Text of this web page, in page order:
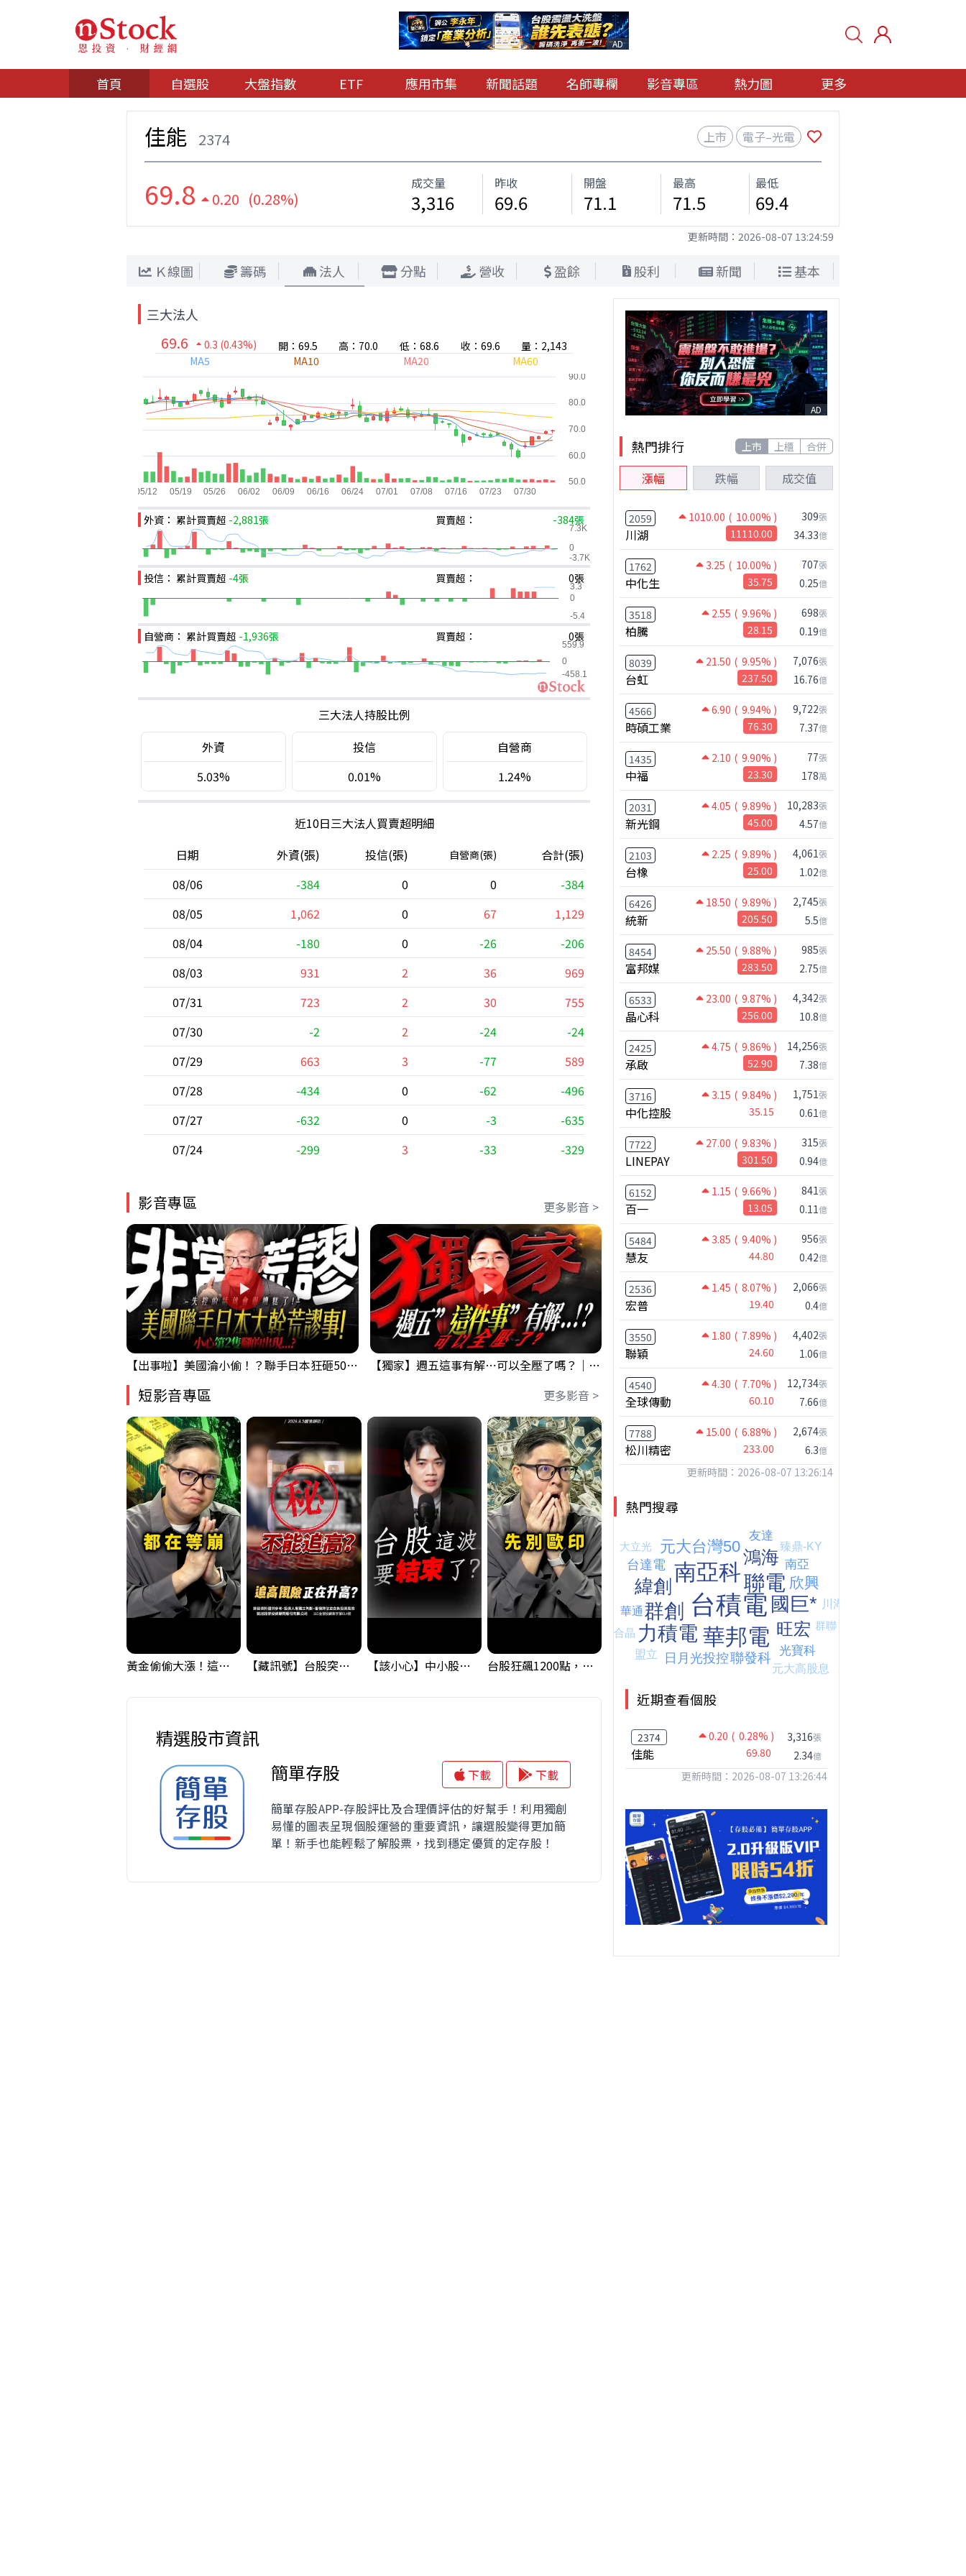
AD
首頁 自選股 大盤指數 ETF 應用市集 新聞話題 名師專欄 影音專區 熱力圖 更多
佳能 2374 上市 電子–光電
69.8 0.20 (0.28%)
成交量
3,316
昨收
69.6
開盤
71.1
最高
71.5
最低
69.4
更新時間： 2026-08-07 13:24:59
Ｋ線圖 籌碼 法人 分點 營收 盈餘 股利 新聞 基本
三大法人
69.6 0.3 (0.43%) 開：69.5 高：70.0 低：68.6 收：69.6
量：2,143
MA5
MA10 MA20 MA60
外資： 累計買賣超 -2,881張 買賣超： -384張
投信： 累計買賣超 -4張 買賣超： 0張
自營商： 累計買賣超 -1,936張 買賣超： 0張
三大法人持股比例
外資
5.03%
投信
0.01%
自營商
1.24%
近10日三大法人買賣超明細
日期
外資(張) 投信(張) 自營商(張)
合計(張)
08/06
-384 0 0
-384
08/05
1,062 0 67
1,129
08/04
-180 0 -26
-206
08/03
931 2 36
969
07/31
723 2 30
755
07/30
-2 2 -24
-24
07/29
663 3 -77
589
07/28
-434 0 -62
-496
07/27
-632 0 -3
-635
07/24
-299 3 -33 -329
影音專區 更多影音 >
【出事啦】美國淪小偷！？聯手日本狂砸50億幹荒謬事！美元急殺黃金噴發，外資準備血洗台股！？｜ Mr.永年 李｜ 盤後講股 Mr.永年 李 2026 / 08 / 06 【獨家】週五這事有解⋯可以全壓了嗎？｜錢進大趨勢 Mr.智霖 陳 2026/08/06 鴻海七月營收歷史新高!還能追嗎?｜0806 #2317 #2317鴻海 #矽晶圓
短影音專區 更多影音 >
黃金偷偷大漲！這才是決定台股生死的「真風向球」！｜Mr.Jimmy高志銘 #黃金 #美元指數 #聯準會 【藏訊號】台股突破季線，週一我提醒了這個關鍵訊號 【該小心】中小股派對結束 ? 關鍵訊號都指向... 台股狂飆1200點，但還有兩關沒過｜Mr.Jimmy高志銘 #台股 #期貨 #加權指數 【我被黑了?】是真的聽不懂嗎...還是... #股票分析 #因果分析 撐台股的不是投信，是買ETF的你自己｜Mr.Jimmy高志銘 #ETF #投信買超 #台股
精選股市資訊
簡單存股
下載
下載
簡單存股APP-存股評比及合理價評估的好幫手！利用獨創
易懂的圖表呈現個股運營的重要資訊，讓選股變得更加簡
單！新手也能輕鬆了解股票，找到穩定優質的定存股！
AD
熱門排行 上市 上櫃 合併
漲幅 跌幅 成交值
2059 1010.00 ( 10.00% )
川湖 11110.00
309張
34.33億
1762 3.25 ( 10.00% )
中化生 35.75
707張
0.25億
3518 2.55 ( 9.96% )
柏騰 28.15
698張
0.19億
8039 21.50 ( 9.95% )
台虹 237.50
7,076張
16.76億
4566 6.90 ( 9.94% )
時碩工業 76.30
9,722張
7.37億
1435 2.10 ( 9.90% )
中福 23.30
77張
178萬
2031 4.05 ( 9.89% )
新光鋼 45.00
10,283張
4.57億
2103 2.25 ( 9.89% )
台橡 25.00
4,061張
1.02億
6426 18.50 ( 9.89% )
統新 205.50
2,745張
5.5億
8454 25.50 ( 9.88% )
富邦媒 283.50
985張
2.75億
6533 23.00 ( 9.87% )
晶心科 256.00
4,342張
10.8億
2425 4.75 ( 9.86% )
承啟 52.90
14,256張
7.38億
3716 3.15 ( 9.84% )
中化控股 35.15
1,751張
0.61億
7722 27.00 ( 9.83% )
LINEPAY 301.50
315張
0.94億
6152 1.15 ( 9.66% )
百一 13.05
841張
0.11億
5484 3.85 ( 9.40% )
慧友 44.80
956張
0.42億
2536 1.45 ( 8.07% )
宏普 19.40
2,066張
0.4億
3550 1.80 ( 7.89% )
聯穎 24.60
4,402張
1.06億
4540 4.30 ( 7.70% )
全球傳動 60.10
12,734張
7.66億
7788 15.00 ( 6.88% )
松川精密 233.00
2,674張
6.3億
更新時間：2026-08-07 13:26:14
熱門搜尋
近期查看個股
2374 0.20 ( 0.28% )
佳能 69.80
3,316張
2.34億
更新時間：2026-08-07 13:26:44